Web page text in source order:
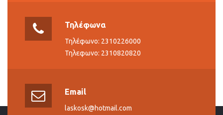
Τηλέφωνα
Τηλέφωνο: 2310226000
Τηλεφωνο: 2310820820
Email
laskosk@hotmail.com